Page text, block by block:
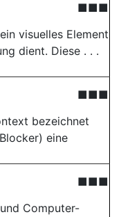
■■■
visuelles Element
dient. Diese . . .
■■■
bezeichnet
eine
■■■
Computer-